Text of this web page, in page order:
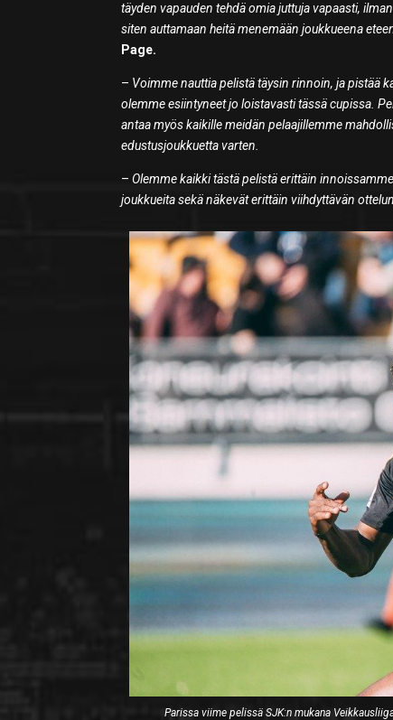
täyden vapauden tehdä omia juttuja vapaasti,
siten auttamaan heitä menemään joukkueena
Page.
– Voimme nauttia pelistä täysin rinnoin, ja pistää
olemme esiintyneet jo loistavasti tässä cupissa.
antaa myös kaikille meidän pelaajillemme
edustusjoukkuetta varten.
–Olemme kaikki tästä pelistä erittäin
joukkueita sekä näkevät erittäin viihdyttävän
Parissa viime pelissä SJK:n mukana